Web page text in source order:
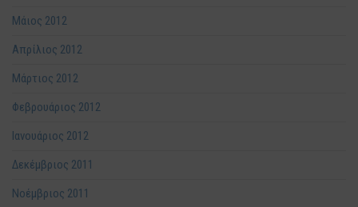
Μάιος 2012
Απρίλιος 2012
Μάρτιος 2012
Φεβρουάριος 2012
Ιανουάριος 2012
Δεκέμβριος 2011
Νοέμβριος 2011